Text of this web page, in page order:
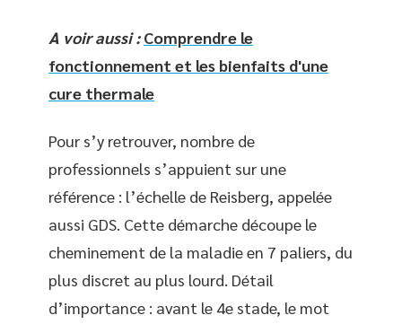
A voir aussi : Comprendre le
fonctionnement et les bienfaits d'une
cure thermale
Pour s’y retrouver, nombre de
professionnels s’appuient sur une
référence : l’échelle de Reisberg, appelée
aussi GDS. Cette démarche découpe le
cheminement de la maladie en 7 paliers, du
plus discret au plus lourd. Détail
d’importance : avant le 4e stade, le mot